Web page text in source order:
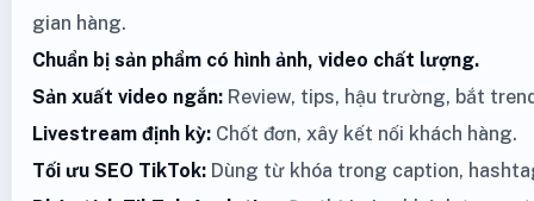
gian hàng.
Chuẩn bị sản phẩm có hình ảnh, video chất lượng.
Sản xuất video ngắn: Review, tips, hậu trường, bắt
Livestream định kỳ: Chốt đơn, xây kết nối khách hàng.
Tối ưu SEO TikTok: Dùng từ khóa trong caption,